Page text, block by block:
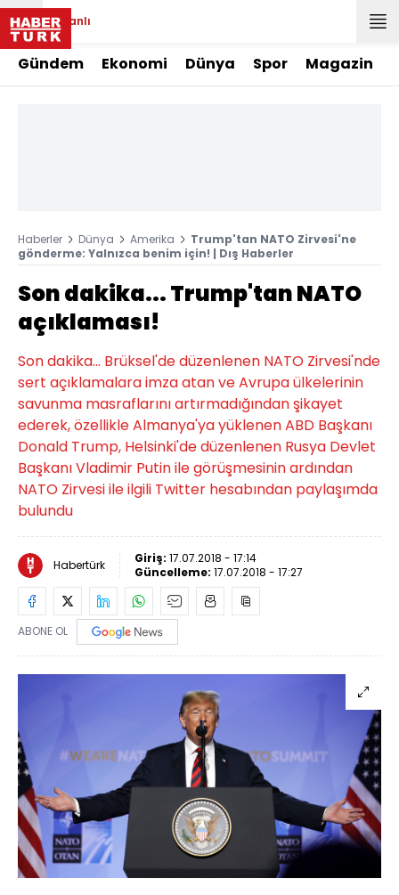
Canlı
Gündem Ekonomi Dünya Spor Magazin
Haberler Dünya Amerika
Trump'tan NATO Zirvesi'ne
gönderme: Yalnızca benim için! | Dış Haberler
Son dakika... Trump'tan NATO
açıklaması!
Son dakika... Brüksel'de düzenlenen NATO Zirvesi'nde
sert açıklamalara imza atan ve Avrupa ülkelerinin
savunma masraflarını artırmadığından şikayet
ederek, özellikle Almanya'ya yüklenen ABD Başkanı
Donald Trump, Helsinki'de düzenlenen Rusya Devlet
Başkanı Vladimir Putin ile görüşmesinin ardından
NATO Zirvesi ile ilgili Twitter hesabından paylaşımda
bulundu
Habertürk Giriş: 17.07.2018 - 17:14
Güncelleme: 17.07.2018 - 17:27
ABONE OL